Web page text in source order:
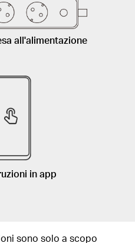
all'alimentazione
in app
sono solo a scopo